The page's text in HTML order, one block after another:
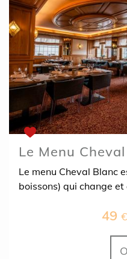
Le Menu
Le menu Cheval Blanc
boissons) qui change
49